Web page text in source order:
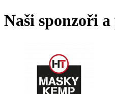
Naši sponzoři